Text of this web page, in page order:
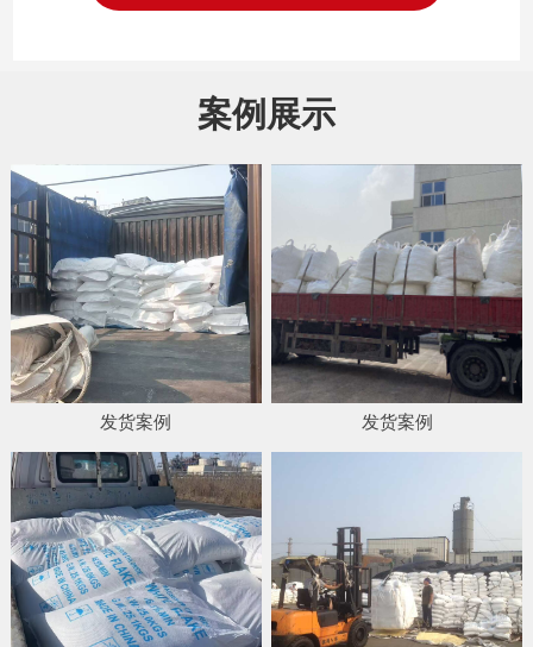
案例展示
发货案例 发货案例